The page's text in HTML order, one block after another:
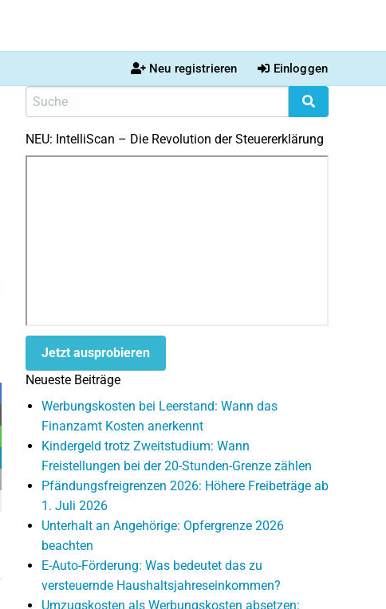
Neu registrieren Einloggen
NEU: IntelliScan – Die Revolution der Steuererklärung
Jetzt ausprobieren
Neueste Beiträge
Werbungskosten bei Leerstand: Wann das
Finanzamt Kosten anerkennt
Kindergeld trotz Zweitstudium: Wann
Freistellungen bei der 20-Stunden-Grenze zählen
Pfändungsfreigrenzen 2026: Höhere Freibeträge ab
1. Juli 2026
Unterhalt an Angehörige: Opfergrenze 2026
beachten
E-Auto-Förderung: Was bedeutet das zu
versteuernde Haushaltsjahreseinkommen?
Umzugskosten als Werbungskosten absetzen: